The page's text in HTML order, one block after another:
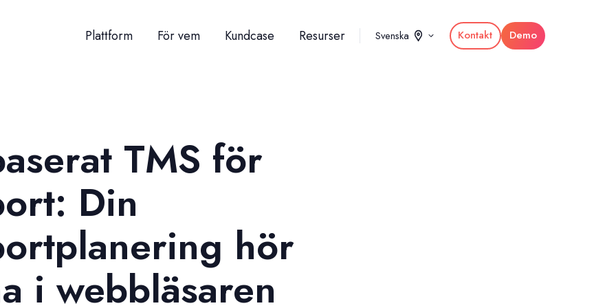
Plattform För vem Kundcase Resurser Svenska Kontakt Demo
TMS för
Din
hör
i webbläsaren